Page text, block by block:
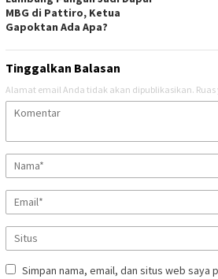
MBG di Pattiro, Ketua
Gapoktan Ada Apa?
Tinggalkan Balasan
Alamat email Anda tidak akan dipublikasikan.
Simpan nama, email, dan situs web saya